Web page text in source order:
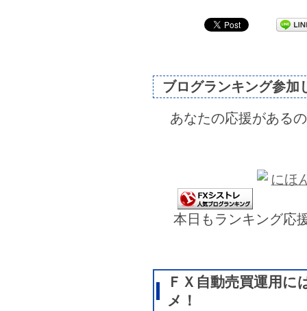
ブログランキング参加
あなたの応援がある
本日もランキング応
ＦＸ自動売買運用
メ！